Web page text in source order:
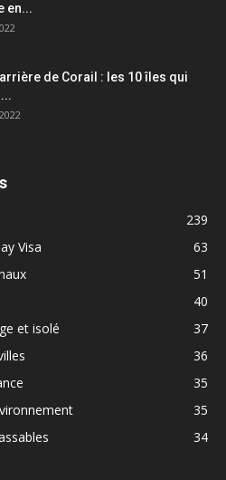
en...
de Corail : les 10 îles qui
239
Visa
63
51
40
et isolé
37
36
35
35
34